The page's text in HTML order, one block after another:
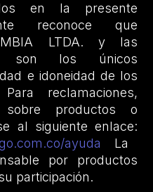
en la presente
reconoce que
LTDA. y las
son los únicos
e idoneidad de los
reclamaciones,
productos o
al siguiente enlace:
ayuda
La
por productos
participación.